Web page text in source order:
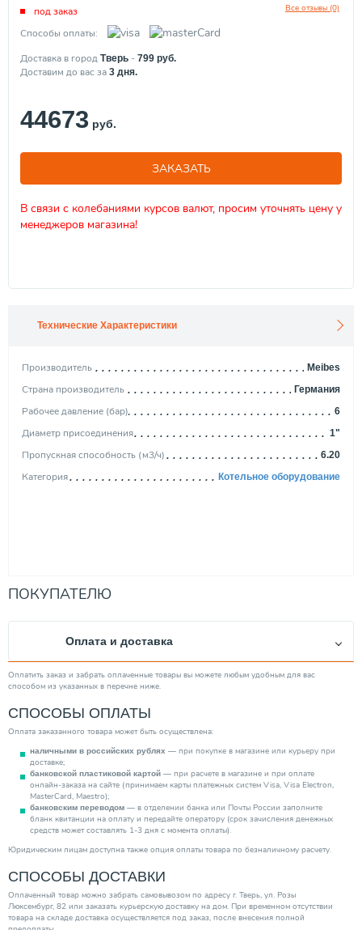
Все отзывы (0)
под заказ
Способы оплаты:
Доставка в город Тверь - 799 руб.
Доставим до вас за 3 дня.
44673 руб.
ЗАКАЗАТЬ
В связи с колебаниями курсов валют, просим уточнять цену у
менеджеров магазина!
Технические Характеристики
Производитель Meibes
Страна производитель Германия
Рабочее давление (бар) 6
Диаметр присоединения 1"
Пропускная способность (м3/ч) 6.20
Категория Котельное оборудование
ПОКУПАТЕЛЮ
Оплата и доставка
Оплатить заказ и забрать оплаченные товары вы можете любым удобным для вас
способом из указанных в перечне ниже.
СПОСОБЫ ОПЛАТЫ
Оплата заказанного товара может быть осуществлена:
наличными в российских рублях — при покупке в магазине или курьеру при
доставке;
банковской пластиковой картой — при расчете в магазине и при оплате
онлайн-заказа на сайте (принимаем карты платежных систем Visa, Visa Electron,
MasterCard, Maestro);
банковским переводом — в отделении банка или Почты России заполните
бланк квитанции на оплату и передайте оператору (срок зачисления денежных
средств может составлять 1-3 дня с момента оплаты).
Юридическим лицам доступна также опция оплаты товара по безналичному расчету.
СПОСОБЫ ДОСТАВКИ
Оплаченный товар можно забрать самовывозом по адресу г. Тверь, ул. Розы
Люксембург, 82 или заказать курьерскую доставку на дом. При временном отсутствии
товара на складе доставка осуществляется под заказ, после внесения полной